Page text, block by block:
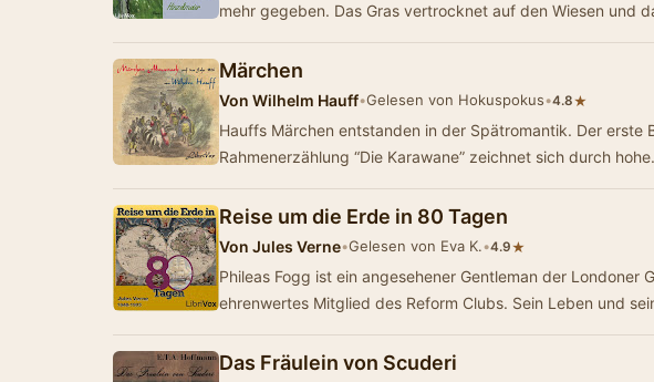
mehr gegeben. Das Gras vertrocknet auf den Wiesen und
Märchen
Von Wilhelm Hauff•Gelesen von Hokuspokus•4.8★
Hauffs Märchen entstanden in der Spätromantik. Der erste
Rahmenerzählung “Die Karawane” zeichnet sich durch
Reise um die Erde in 80 Tagen
Von Jules Verne•Gelesen von Eva K.•4.9★
Phileas Fogg ist ein angesehener Gentleman der Londoner
ehrenwertes Mitglied des Reform Clubs. Sein Leben und
Das Fräulein von Scuderi